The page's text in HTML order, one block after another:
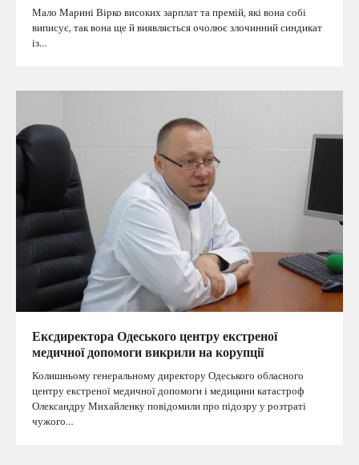
Мало Марині Вірко високих зарплат та премій, які вона собі
виписує, так вона ще й виявляється очолює злочинний синдикат
із…
Ексдиректора Одеського центру екстреної
медичної допомоги викрили на корупції
Колишньому генеральному директору Одеського обласного
центру екстреної медичної допомоги і медицини катастроф
Олександру Михайленку повідомили про підозру у розтраті
чужого…